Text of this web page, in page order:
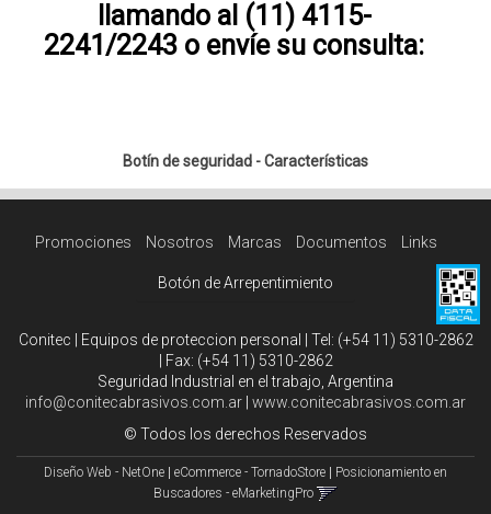
llamando al (11) 4115-
2241/2243 o envíe su consulta:
Botín de seguridad - Características
Promociones Nosotros Marcas Documentos Links
Botón de Arrepentimiento
Conitec | Equipos de proteccion personal | Tel: (+54 11) 5310-2862
| Fax: (+54 11) 5310-2862
Seguridad Industrial en el trabajo, Argentina
info@conitecabrasivos.com.ar www.conitecabrasivos.com.ar
© Todos los derechos Reservados
Diseño Web - NetOne eCommerce - TornadoStore
Posicionamiento en
Buscadores - eMarketingPro